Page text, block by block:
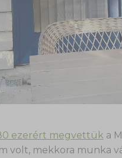
ezerért megvettük a
volt, mekkora munka